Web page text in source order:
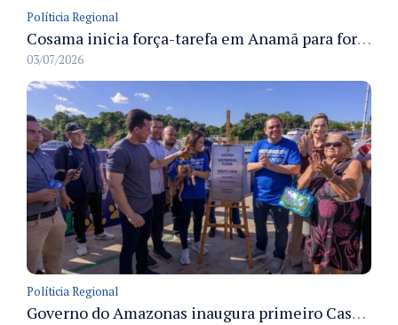
Políticia Regional
Cosama inicia força-tarefa em Anamã para fortalecer abastecimento de água e segurança hídrica da população
03/07/2026
Políticia Regional
Governo do Amazonas inaugura primeiro Castramóvel Fluvial para atendimento veterinário às comunidades ribeirinhas e castração gratuita